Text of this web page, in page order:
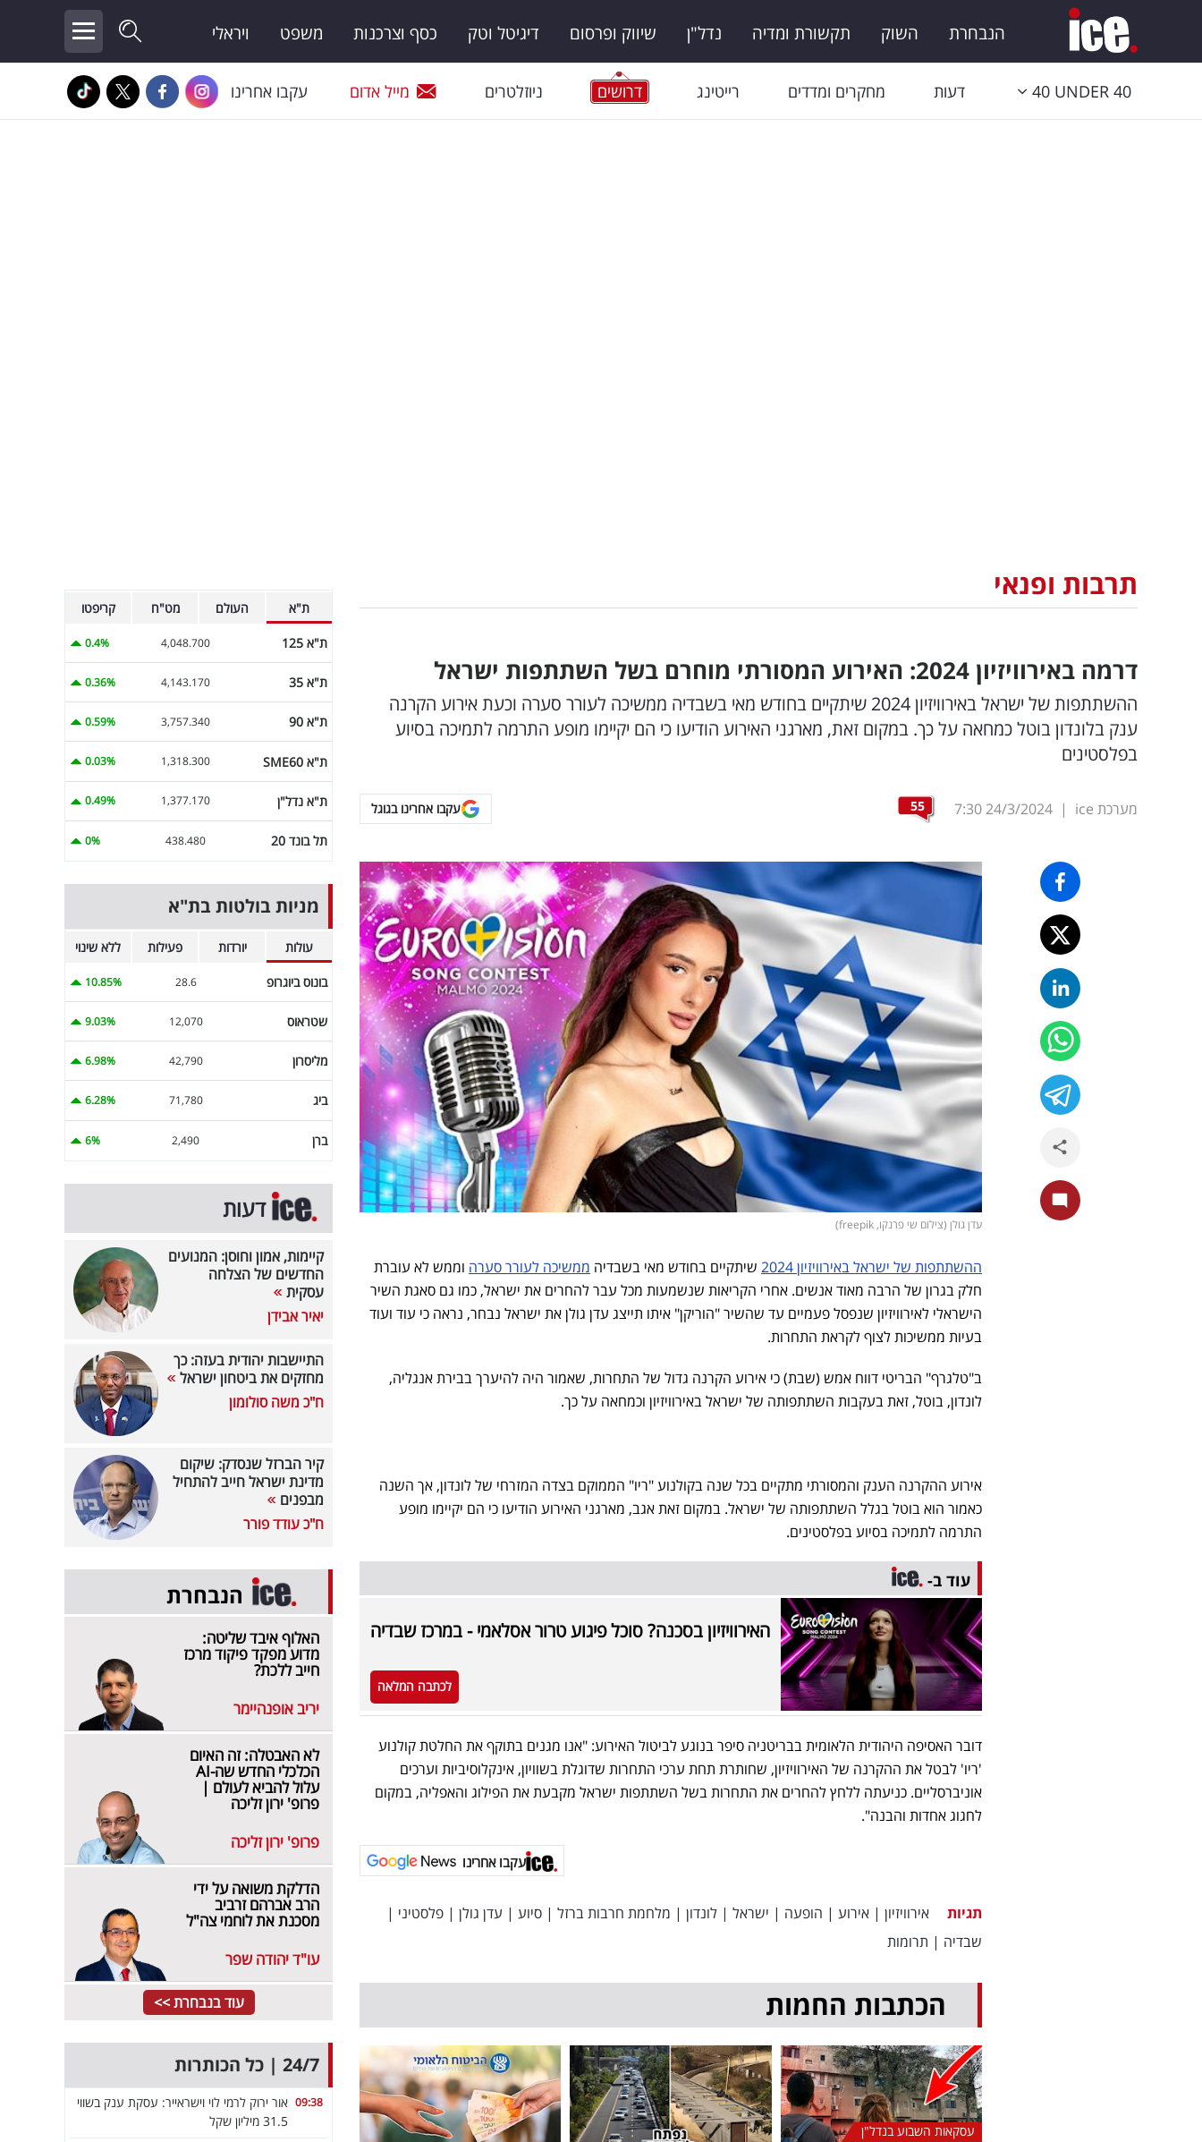
הנבחרת השוק תקשורת ומדיה נדל"ן שיווק ופרסום דיגיטל וטק כסף וצרכנות משפט ויראלי
40 UNDER 40 דעות מחקרים ומדדים רייטינג דרושים ניוזלטרים מייל אדום עקבו אחרינו
תרבות ופנאי
דרמה באירוויזיון 2024: האירוע המסורתי מוחרם בשל השתתפות ישראל
ההשתתפות של ישראל באירוויזיון 2024 שיתקיים בחודש מאי בשבדיה ממשיכה לעורר סערה וכעת אירוע הקרנה
ענק בלונדון בוטל כמחאה על כך. במקום זאת, מארגני האירוע הודיעו כי הם יקיימו מופע התרמה לתמיכה בסיוע
בפלסטינים
מערכת ice |
24/3/2024
7:30
55 עקבו אחרינו בגוגל
עדן גולן (צילום שי פרנקו, freepik)
ההשתתפות של ישראל באירוויזיון 2024 שיתקיים בחודש מאי בשבדיה ממשיכה לעורר סערה וממש לא עוברת
חלק בגרון של הרבה מאוד אנשים. אחרי הקריאות שנשמעות מכל עבר להחרים את ישראל, כמו גם סאגת השיר
הישראלי לאירוויזיון שנפסל פעמיים עד שהשיר "הוריקן" איתו תייצג עדן גולן את ישראל נבחר, נראה כי עוד ועוד
בעיות ממשיכות לצוף לקראת התחרות.
ב"טלגרף" הבריטי דווח אמש (שבת) כי אירוע הקרנה גדול של התחרות, שאמור היה להיערך בבירת אנגליה,
לונדון, בוטל, זאת בעקבות השתתפותה של ישראל באירוויזיון וכמחאה על כך.
אירוע ההקרנה הענק והמסורתי מתקיים בכל שנה בקולנוע "ריו" הממוקם בצדה המזרחי של לונדון, אך השנה
כאמור הוא בוטל בגלל השתתפותה של ישראל. במקום זאת אגב, מארגני האירוע הודיעו כי הם יקיימו מופע
התרמה לתמיכה בסיוע בפלסטינים.
עוד ב-
האירוויזיון בסכנה? סוכל פיגוע טרור אסלאמי - במרכז שבדיה
לכתבה המלאה
דובר האסיפה היהודית הלאומית בבריטניה סיפר בנוגע לביטול האירוע: "אנו מגנים בתוקף את החלטת קולנוע
'ריו' לבטל את ההקרנה של האירוויזיון, שחותרת תחת ערכי התחרות שדוגלת בשוויון, אינקלוסיביות וערכים
אוניברסליים. כניעתה ללחץ להחרים את התחרות בשל השתתפות ישראל מקבעת את הפילוג והאפליה, במקום
לחגוג אחדות והבנה".
עקבו אחרינו
תגיות אירוויזיון | אירוע | הופעה | ישראל | לונדון | מלחמת חרבות ברזל | סיוע | עדן גולן | פלסטיני |
שבדיה | תרומות
הכתבות החמות
עסקאות השבוע בנדל"ן
ת"א העולם מט"ח קריפטו
ת"א 125 4,048.700
0.4%
ת"א 35 4,143.170
0.36%
ת"א 90 3,757.340
0.59%
ת"א SME60 1,318.300
0.03%
ת"א נדל"ן 1,377.170
0.49%
תל בונד 20 438.480
0%
מניות בולטות בת"א
עולות יורדות פעילות ללא שינוי
בונוס ביוגרופ 28.6
10.85%
שטראוס 12,070
9.03%
מליסרון 42,790
6.98%
ביג 71,780
6.28%
ברן 2,490
6%
דעות
קיימות, אמון וחוסן: המנועים
החדשים של הצלחה
עסקית
יאיר אבידן
התיישבות יהודית בעזה: כך
מחזקים את ביטחון ישראל
ח"כ משה סולומון
קיר הברזל שנסדק: שיקום
מדינת ישראל חייב להתחיל
מבפנים
ח"כ עודד פורר
הנבחרת
האלוף איבד שליטה:
מדוע מפקד פיקוד מרכז
חייב ללכת?
יריב אופנהיימר
לא האבטלה: זה האיום
הכלכלי החדש שה-AI
עלול להביא לעולם |
פרופ' ירון זליכה
פרופ' ירון זליכה
הדלקת משואה על ידי
הרב אברהם זרביב
מסכנת את לוחמי צה"ל
עו"ד יהודה שפר
עוד בנבחרת >>
24/7 | כל הכותרות
09:38 אור ירוק לרמי לוי וישראייר: עסקת ענק בשווי
31.5 מיליון שקל